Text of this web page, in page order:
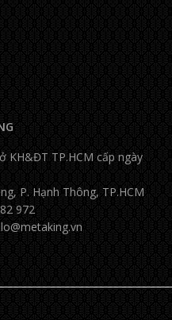
KH&ĐT TP.HCM cấp ngày
P. Hạnh Thông, TP.HCM
972